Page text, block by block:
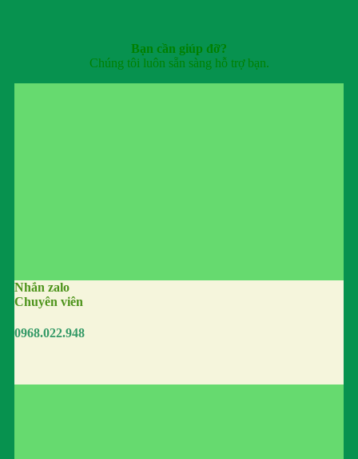
Bạn cần giúp đỡ?
Chúng tôi luôn sẵn sàng hỗ trợ bạn.
Nhắn zalo
Chuyên viên
0968.022.948